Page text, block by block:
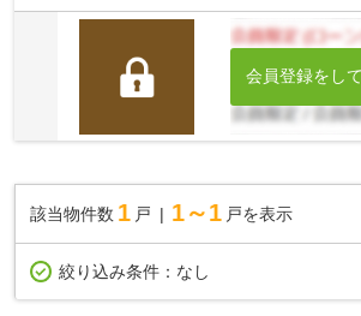
会員登録をし
該当物件数 1 戸 1～1 戸を表示
絞り込み条件： なし